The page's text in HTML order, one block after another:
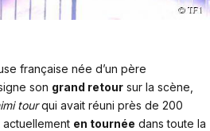
française née d’un père
son grand retour sur la scène,
tourqui avait réuni près de 200
actuellement en tournée dans toute la